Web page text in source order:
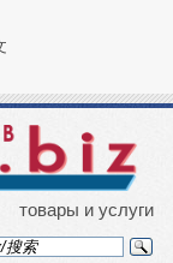
товары и услуги